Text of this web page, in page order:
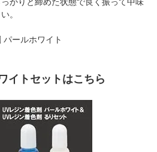
かりと締めた状態で良く振って中味
。
ールホワイト
イトセットはこちら